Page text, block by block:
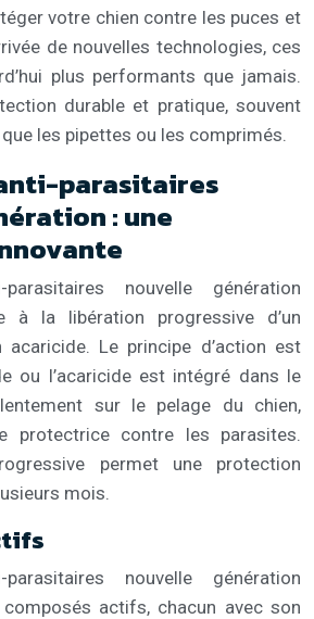
votre chien contre les puces et
de nouvelles technologies, ces
plus performants que jamais.
durable et pratique, souvent
les pipettes ou les comprimés.
parasitaires
: une
nouvelle génération
à la libération progressive d’un
acaricide. Le principe d’action est
ou l’acaricide est intégré dans le
sur le pelage du chien,
protectrice contre les parasites.
permet une protection
mois.
nouvelle génération
actifs, chacun avec son